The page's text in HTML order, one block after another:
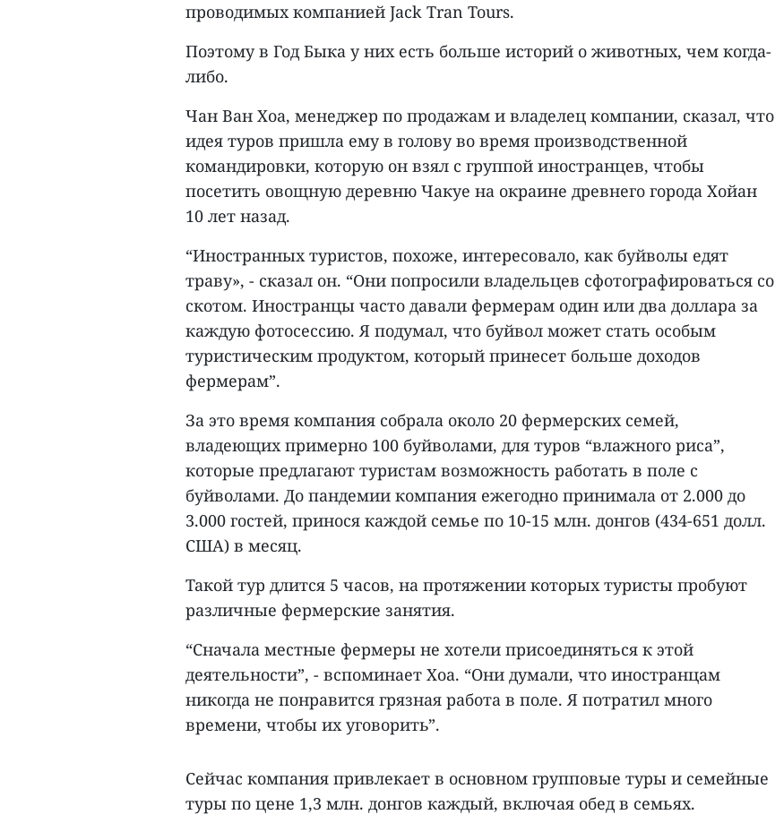
проводимых компанией Jack Tran Tours.
Поэтому в Год Быка у них есть больше историй о животных, чем когда-
либо.
Чан Ван Хоа, менеджер по продажам и владелец компании, сказал, что
идея туров пришла ему в голову во время производственной
командировки, которую он взял с группой иностранцев, чтобы
посетить овощную деревню Чакуе на окраине древнего города Хойан
10 лет назад.
“Иностранных туристов, похоже, интересовало, как буйволы едят
траву», - сказал он. “Они попросили владельцев сфотографироваться со
скотом. Иностранцы часто давали фермерам один или два доллара за
каждую фотосессию. Я подумал, что буйвол может стать особым
туристическим продуктом, который принесет больше доходов
фермерам”.
За это время компания собрала около 20 фермерских семей,
владеющих примерно 100 буйволами, для туров “влажного риса”,
которые предлагают туристам возможность работать в поле с
буйволами. До пандемии компания ежегодно принимала от 2.000 до
3.000 гостей, принося каждой семье по 10-15 млн. донгов (434-651 долл.
США) в месяц.
Такой тур длится 5 часов, на протяжении которых туристы пробуют
различные фермерские занятия.
“Сначала местные фермеры не хотели присоединяться к этой
деятельности”, - вспоминает Хоа. “Они думали, что иностранцам
никогда не понравится грязная работа в поле. Я потратил много
времени, чтобы их уговорить”.
Сейчас компания привлекает в основном групповые туры и семейные
туры по цене 1,3 млн. донгов каждый, включая обед в семьях.